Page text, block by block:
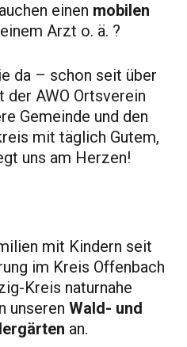
einen mobilen
Arzt o. ä. ?
da – schon seit über
AWO Ortsverein
Gemeinde und den
mit täglich Gutem,
uns am Herzen!
mit Kindern seit
im Kreis Offenbach
Kreis naturnahe
unserenWald- und
an.